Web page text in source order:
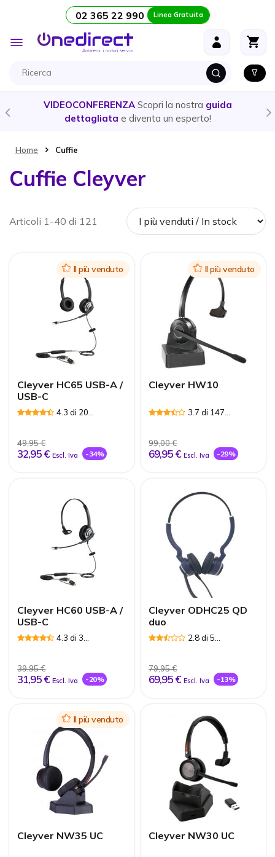
Salta al contenuto 02 365 22 990 Linea Gratuita
Toggle
Nav
la nostraguida
un esperto!
CUFFIE E AURICOLARI
prodottopiù adatto alle
Home Cuffie
Cuffie Cleyver
Articoli 1-40 di 121
IconIl più venduto
Cleyver HC65 USB-A /
USB-C
4.3 di 20
49,95 €
32,95 € Escl. Iva -34%
IconIl più venduto
Cleyver HW10
3.7 di 147
99,00 €
69,95 € Escl. Iva -29%
Cleyver HC60 USB-A /
USB-C
4.3 di 3
39,95 €
31,95 € Escl. Iva -20%
Cleyver ODHC25 QD
duo
2.8 di 5
79,95 €
69,95 € Escl. Iva -13%
IconIl più venduto
Cleyver NW35 UC Cleyver NW30 UC